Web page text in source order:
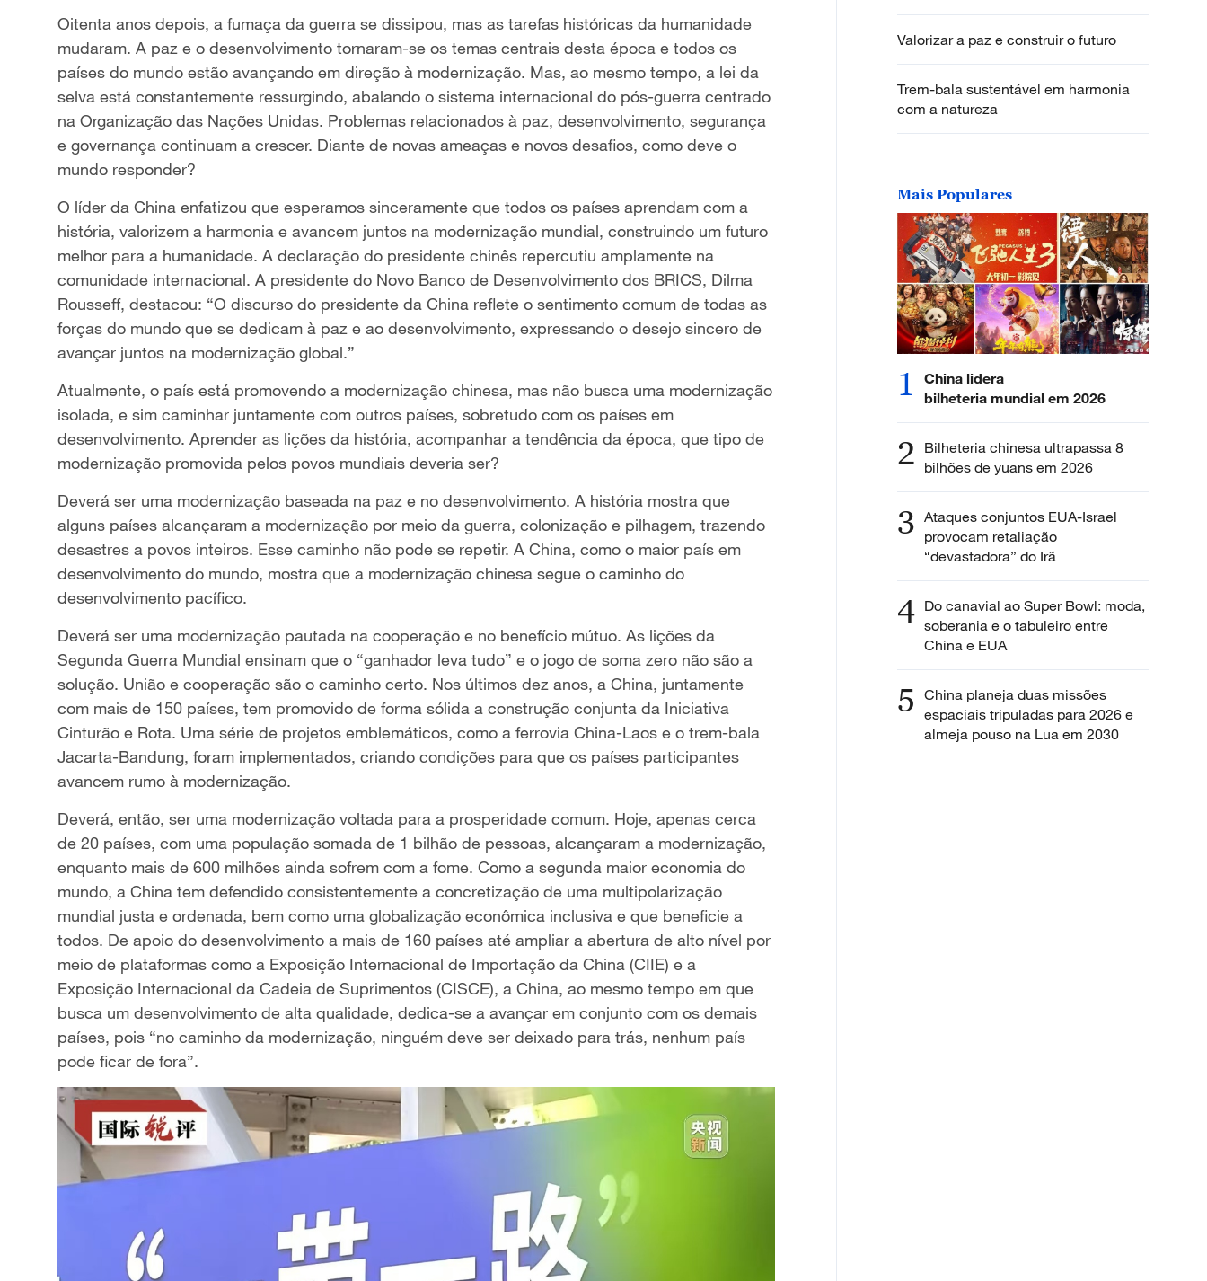
Oitenta anos depois, a fumaça da guerra se dissipou, mas as tarefas históricas da humanidade
mudaram. A paz e o desenvolvimento tornaram-se os temas centrais desta época e todos os
países do mundo estão avançando em direção à modernização. Mas, ao mesmo tempo, a lei da
selva está constantemente ressurgindo, abalando o sistema internacional do pós-guerra centrado
na Organização das Nações Unidas. Problemas relacionados à paz, desenvolvimento, segurança
e governança continuam a crescer. Diante de novas ameaças e novos desafios, como deve o
mundo responder?
O líder da China enfatizou que esperamos sinceramente que todos os países aprendam com a
história, valorizem a harmonia e avancem juntos na modernização mundial, construindo um futuro
melhor para a humanidade. A declaração do presidente chinês repercutiu amplamente na
comunidade internacional. A presidente do Novo Banco de Desenvolvimento dos BRICS, Dilma
Rousseff, destacou: “O discurso do presidente da China reflete o sentimento comum de todas as
forças do mundo que se dedicam à paz e ao desenvolvimento, expressando o desejo sincero de
avançar juntos na modernização global.”
Atualmente, o país está promovendo a modernização chinesa, mas não busca uma modernização
isolada, e sim caminhar juntamente com outros países, sobretudo com os países em
desenvolvimento. Aprender as lições da história, acompanhar a tendência da época, que tipo de
modernização promovida pelos povos mundiais deveria ser?
Deverá ser uma modernização baseada na paz e no desenvolvimento. A história mostra que
alguns países alcançaram a modernização por meio da guerra, colonização e pilhagem, trazendo
desastres a povos inteiros. Esse caminho não pode se repetir. A China, como o maior país em
desenvolvimento do mundo, mostra que a modernização chinesa segue o caminho do
desenvolvimento pacífico.
Deverá ser uma modernização pautada na cooperação e no benefício mútuo. As lições da
Segunda Guerra Mundial ensinam que o “ganhador leva tudo” e o jogo de soma zero não são a
solução. União e cooperação são o caminho certo. Nos últimos dez anos, a China, juntamente
com mais de 150 países, tem promovido de forma sólida a construção conjunta da Iniciativa
Cinturão e Rota. Uma série de projetos emblemáticos, como a ferrovia China-Laos e o trem-bala
Jacarta-Bandung, foram implementados, criando condições para que os países participantes
avancem rumo à modernização.
Deverá, então, ser uma modernização voltada para a prosperidade comum. Hoje, apenas cerca
de 20 países, com uma população somada de 1 bilhão de pessoas, alcançaram a modernização,
enquanto mais de 600 milhões ainda sofrem com a fome. Como a segunda maior economia do
mundo, a China tem defendido consistentemente a concretização de uma multipolarização
mundial justa e ordenada, bem como uma globalização econômica inclusiva e que beneficie a
todos. De apoio do desenvolvimento a mais de 160 países até ampliar a abertura de alto nível por
meio de plataformas como a Exposição Internacional de Importação da China (CIIE) e a
Exposição Internacional da Cadeia de Suprimentos (CISCE), a China, ao mesmo tempo em que
busca um desenvolvimento de alta qualidade, dedica-se a avançar em conjunto com os demais
países, pois “no caminho da modernização, ninguém deve ser deixado para trás, nenhum país
pode ficar de fora”.
Valorizar a paz e construir o futuro
Trem-bala sustentável em harmonia
com a natureza
Mais Populares
1
China lidera
bilheteria mundial em 2026
2 Bilheteria chinesa ultrapassa 8
bilhões de yuans em 2026
3 Ataques conjuntos EUA-Israel
provocam retaliação
“devastadora” do Irã
4 Do canavial ao Super Bowl: moda,
soberania e o tabuleiro entre
China e EUA
5 China planeja duas missões
espaciais tripuladas para 2026 e
almeja pouso na Lua em 2030